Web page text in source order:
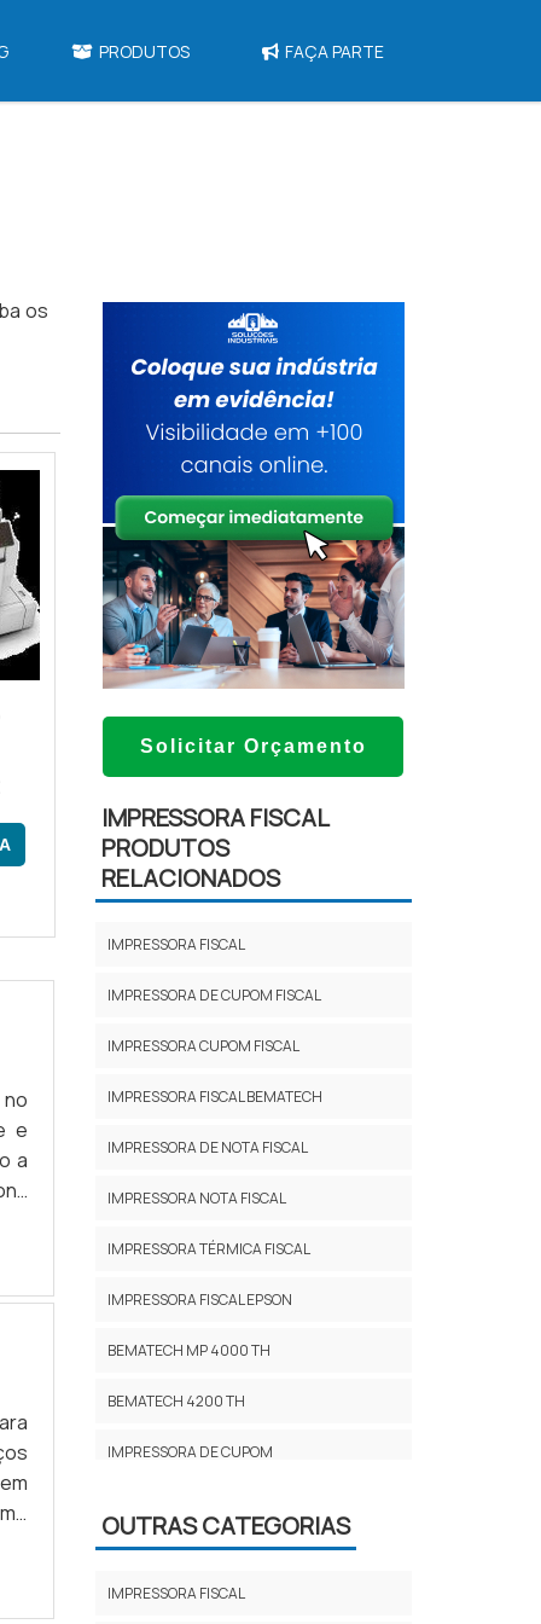
PRODUTOS FAÇA PARTE
os
e
a
Solicitar Orçamento
IMPRESSORA FISCAL
PRODUTOS
RELACIONADOS
IMPRESSORA FISCAL
IMPRESSORA DE CUPOM FISCAL
IMPRESSORA CUPOM FISCAL
IMPRESSORA FISCAL BEMATECH
IMPRESSORA DE NOTA FISCAL
IMPRESSORA NOTA FISCAL
IMPRESSORA TÉRMICA FISCAL
IMPRESSORA FISCAL EPSON
BEMATECH MP 4000 TH
BEMATECH 4200 TH
IMPRESSORA DE CUPOM
IMPRESSORA FISCAL PREÇO
IMPRESSORA PARA NOTA FISCAL
OUTRAS CATEGORIAS
IMPRESSORA FISCAL